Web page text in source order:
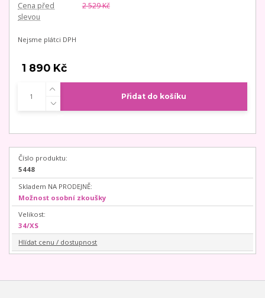
Cena před
slevou
2 529 Kč
Nejsme plátci DPH
1 890 Kč
Přidat do košíku
Číslo produktu:
5448
Skladem NA PRODEJNĚ:
Možnost osobní zkoušky
Velikost:
34/XS
Hlídat cenu / dostupnost